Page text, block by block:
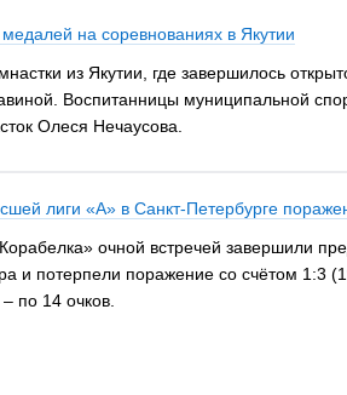
на соревнованиях в Якутии
из Якутии, где завершилось
Воспитанницы муниципальной
Олеся Нечаусова.
лиги «А» в Санкт-Петербурге
очной встречей завершили
и потерпели поражение со счётом 1:3
по 14 очков.